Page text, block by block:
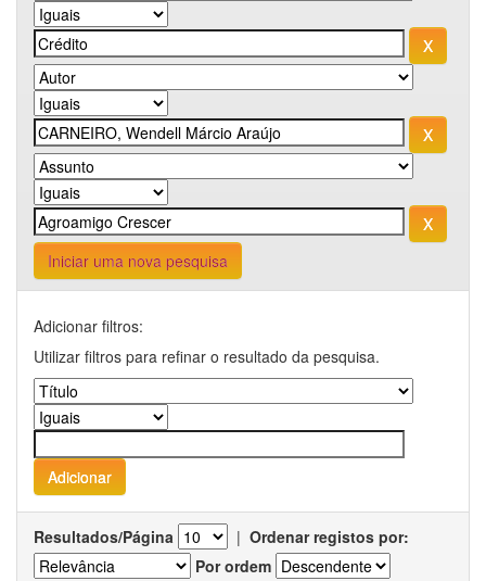
Iniciar uma nova pesquisa
Adicionar filtros:
Utilizar filtros para refinar o resultado da pesquisa.
Resultados/Página | Ordenar registos por:
Por ordem